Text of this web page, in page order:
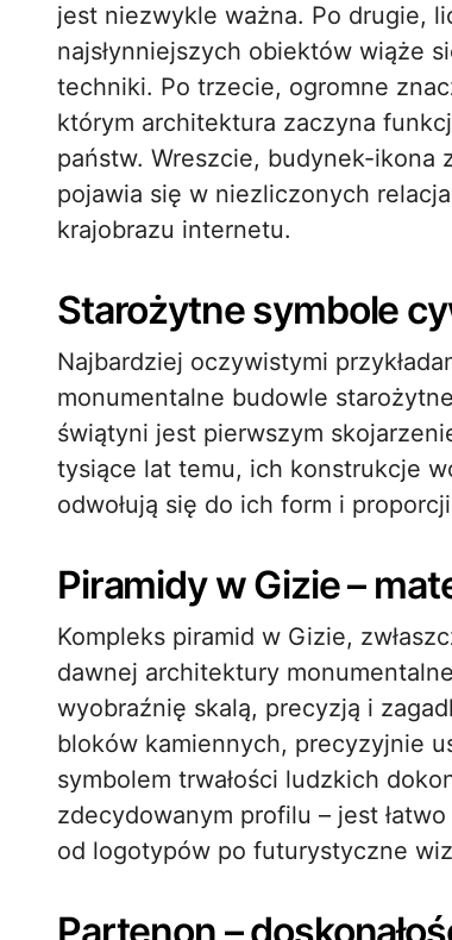
jest niezwykle ważna. Po drugie,
najsłynniejszych obiektów wiąże
techniki. Po trzecie, ogromne
którym architektura zaczyna
państw. Wreszcie, budynek-ikona
pojawia się w niezliczonych
krajobrazu internetu.
Starożytne symbole
Najbardziej oczywistymi
monumentalne budowle
świątyni jest pierwszym
tysiące lat temu, ich konstrukcje
odwołują się do ich form i
Piramidy w Gizie –
Kompleks piramid w Gizie,
dawnej architektury
wyobraźnię skalą, precyzją i
bloków kamiennych, precyzyjnie
symbolem trwałości ludzkich
zdecydowanym profilu – jest
od logotypów po futurystyczne